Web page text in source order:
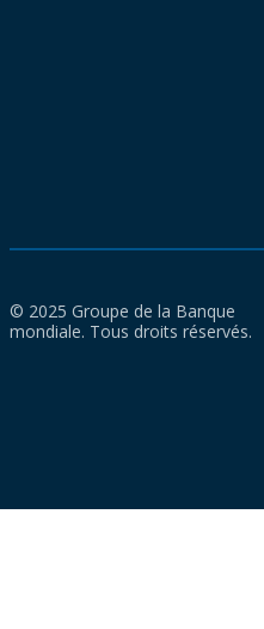
© 2025 Groupe de la Banque
mondiale. Tous droits réservés.